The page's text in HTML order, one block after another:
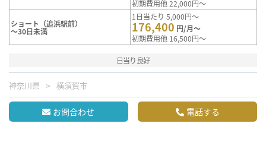
初期費用他 22,000円～
ショート（追浜駅前）
～30日未満
1日当たり 5,000円～
176,400 円/月～
初期費用他 16,500円～
日当り良好
神奈川県 横須賀市
お問合わせ 電話する